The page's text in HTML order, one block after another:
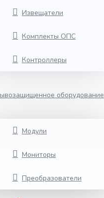
Извещатели
Комплекты ОПС
Контроллеры
оборудование
Модули
Мониторы
Преобразователи